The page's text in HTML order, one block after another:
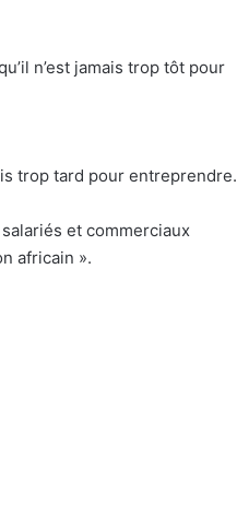
n’est jamais trop tôt pour
trop tard pour entreprendre.
et commerciaux
africain ».